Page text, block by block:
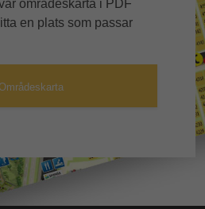
områdeskarta i PDF
en plats som passar